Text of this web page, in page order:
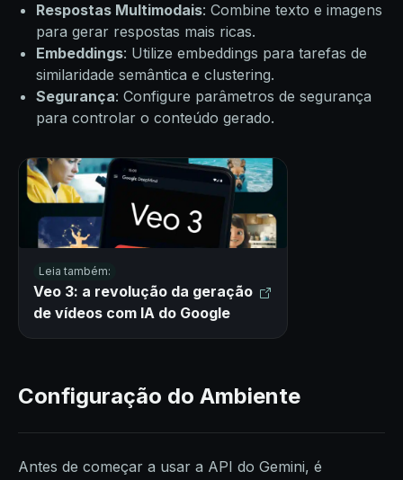
Respostas Multimodais: Combine texto e imagens
para gerar respostas mais ricas.
Embeddings: Utilize embeddings para tarefas de
similaridade semântica e clustering.
Segurança: Configure parâmetros de segurança
para controlar o conteúdo gerado.
Leia também:
Veo 3: a revolução da geração
de vídeos com IA do Google
Configuração do Ambiente
Antes de começar a usar a API do Gemini, é